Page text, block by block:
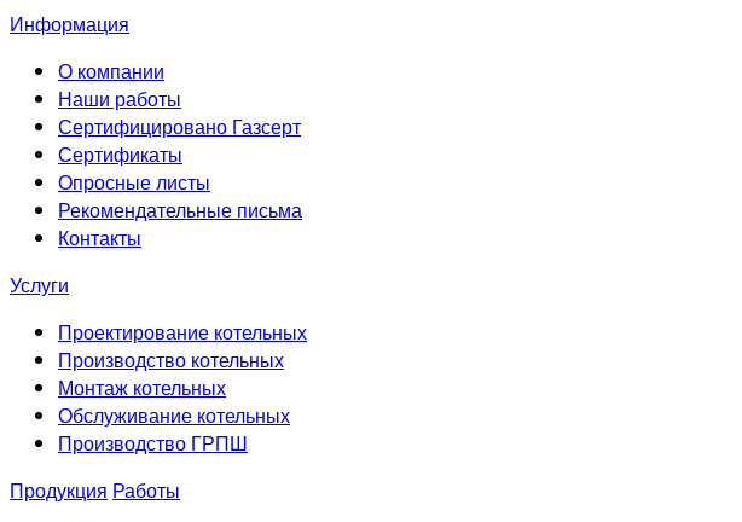
Информация
О компании
Наши работы
Сертифицировано Газсерт
Сертификаты
Опросные листы
Рекомендательные письма
Контакты
Услуги
Проектирование котельных
Производство котельных
Монтаж котельных
Обслуживание котельных
Производство ГРПШ
Продукция Работы